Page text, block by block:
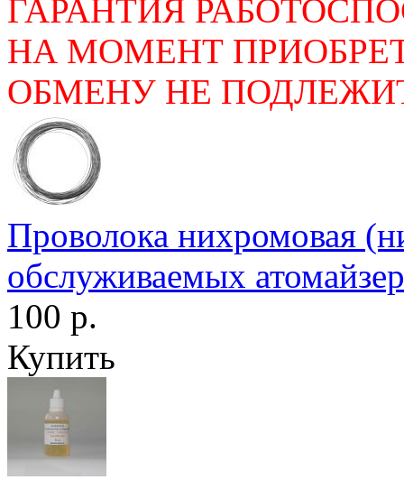
ГАРАНТИЯ
НА МОМЕНТ
ОБМЕНУ НЕ
Проволока нихромовая
обслуживаемых
100 р.
Купить